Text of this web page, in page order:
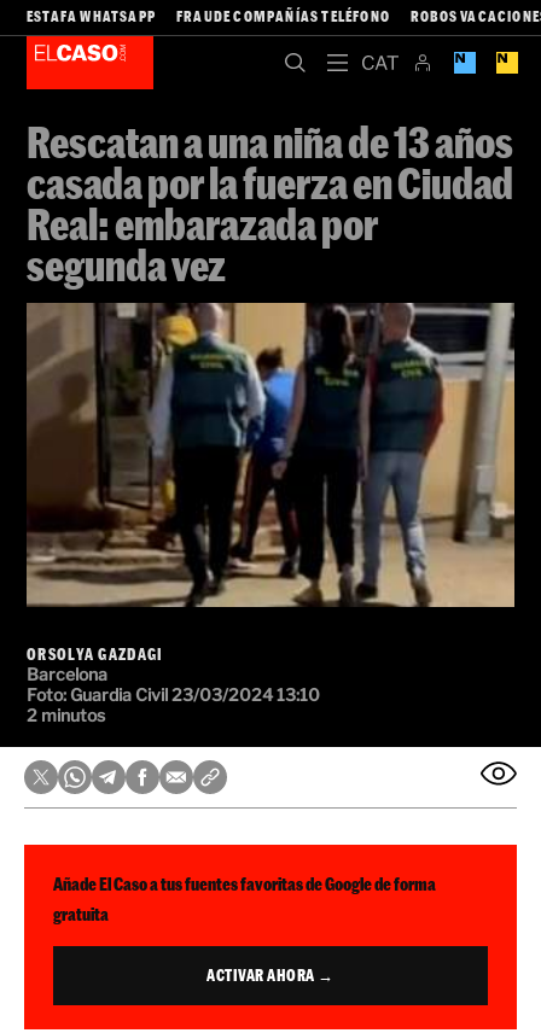
ESTAFA WHATSAPP FRAUDE COMPAÑÍAS TELÉFONO ROBOS
Rescatan a una niña de 13 años
casada por la fuerza en Ciudad
Real: embarazada por
segunda vez
ORSOLYA GAZDAGI
Barcelona
Foto:Guardia Civil23/03/2024 13:10
2 minutos
Añade El Caso a tus fuentes favoritas de Google de forma
gratuita
ACTIVAR AHORA →